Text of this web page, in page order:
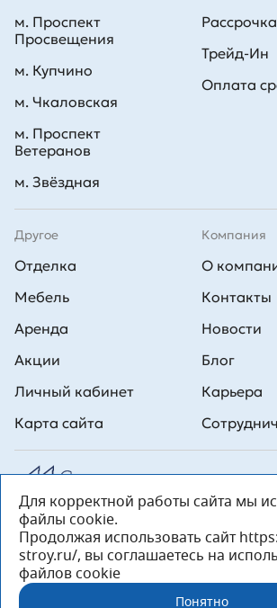
Рассрочка
Трейд-Ин
Оплата
Другое
Отделка
Мебель
Аренда
Акции
Личный кабинет
Карта сайта
Компания
О
Контакты
Новости
Блог
Карьера
м. Проспект
Просвещения
м. Купчино
м. Чкаловская
м. Проспект
Ветеранов
м. Звёздная
Все права на публикуемые на сайте материалы
ООО Л1 Строительная комания №1. Любая
представленная на данном сайте, носит
информационный характер и ни при каких
публичной офертой, определяемой положениями
«ООО «Л1 Строительная Компания №1» 196233,
Орджоникидзе, д. 52, литер А, пом. 92-Н, офис 4
Для корректной работы сайта мы
файлы cookie.
Продолжая использовать сайт
stroy.ru/, вы соглашаетесь на
файлов cookie
Понятно